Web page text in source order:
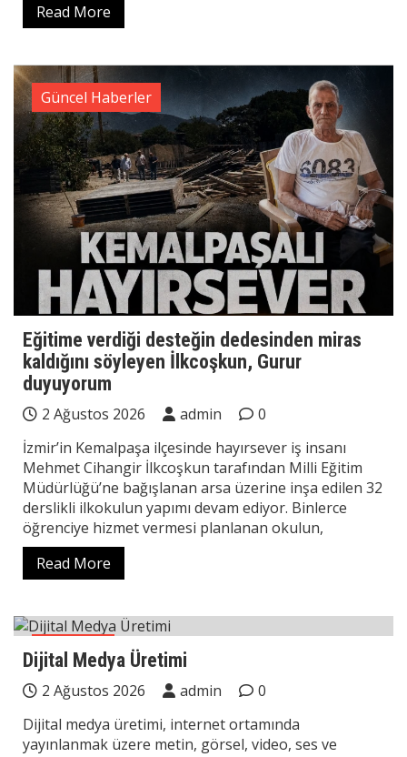
Read More
Güncel Haberler
Eğitime verdiği desteğin dedesinden miras
kaldığını söyleyen İlkcoşkun, Gurur
duyuyorum
2 Ağustos 2026 admin
0
İzmir’in Kemalpaşa ilçesinde hayırsever iş insanı
Mehmet Cihangir İlkcoşkun tarafından Milli Eğitim
Müdürlüğü’ne bağışlanan arsa üzerine inşa edilen 32
derslikli ilkokulun yapımı devam ediyor. Binlerce
öğrenciye hizmet vermesi planlanan okulun,
Read More
Teknoloji
Dijital Medya Üretimi
2 Ağustos 2026 admin
0
Dijital medya üretimi, internet ortamında
yayınlanmak üzere metin, görsel, video, ses ve